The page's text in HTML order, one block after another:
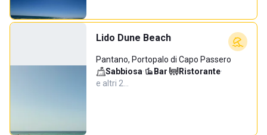
Lido Dune Beach
Pantano, Portopalo di Capo Passero
Sabbiosa· Bar· Ristorante·
e altri 2…